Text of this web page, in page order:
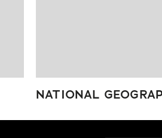
NATIONAL